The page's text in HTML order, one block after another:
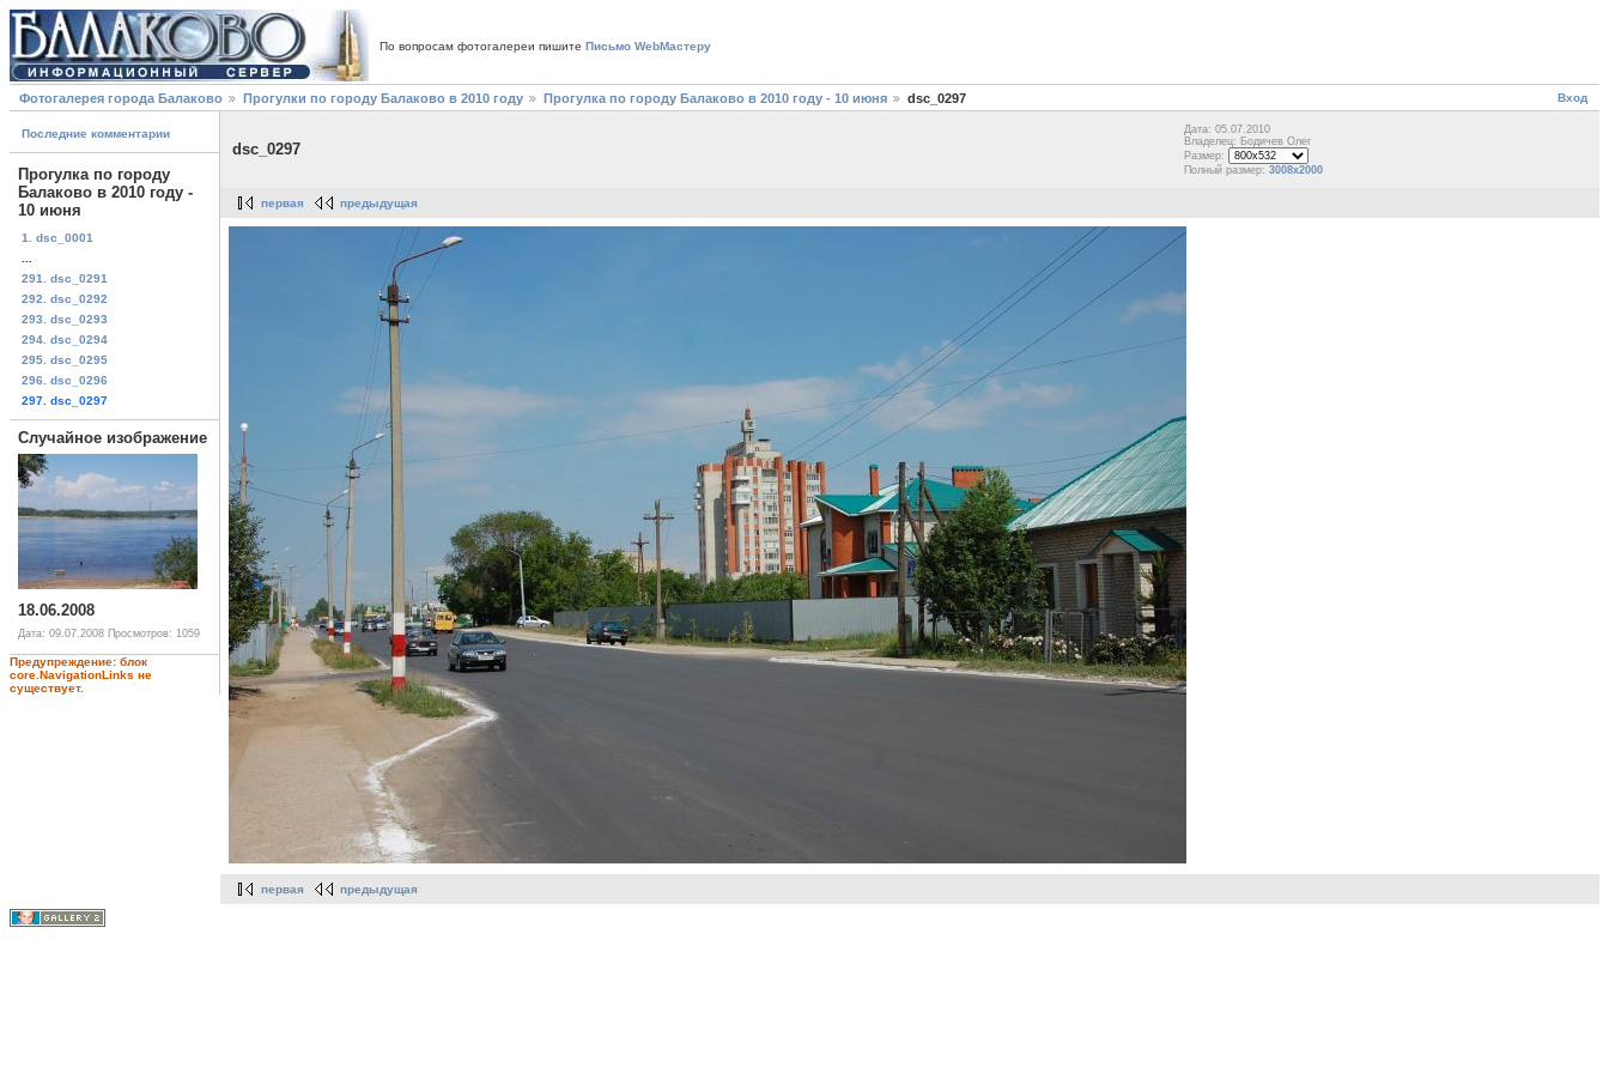
По вопросам фотогалереи пишите Письмо WebМастеру
Вход
Фотогалерея города Балаково Прогулки по городу Балаково в 2010 году Прогулка по городу Балаково в 2010 году - 10 июня dsc_0297
Последние комментарии
Прогулка по городу
Балаково в 2010 году -
10 июня
1. dsc_0001
291. dsc_0291
292. dsc_0292
293. dsc_0293
294. dsc_0294
295. dsc_0295
296. dsc_0296
297. dsc_0297
Случайное изображение
18.06.2008
Дата: 09.07.2008 Просмотров: 1059
Предупреждение: блок
core.NavigationLinks не
существует.
dsc_0297
Дата: 05.07.2010
Владелец: Бодичев Олег
Размер:
Полный размер: 3008x2000
первая предыдущая
первая предыдущая